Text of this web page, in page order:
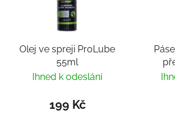
Olej ve spreji ProLube
55ml
Ihned k odeslání
199 Kč